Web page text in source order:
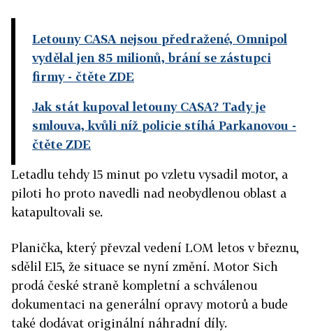
Letouny CASA nejsou předražené, Omnipol
vydělal jen 85 milionů, brání se zástupci
firmy- čtěte ZDE
Jak stát kupoval letouny CASA? Tady je
smlouva, kvůli níž policie stíhá Parkanovou -
čtěte ZDE
Letadlu tehdy 15 minut po vzletu vysadil motor, a
piloti ho proto navedli nad neobydlenou oblast a
katapultovali se.
Planička, který převzal vedení LOM letos v březnu,
sdělil E15, že situace se nyní změní. Motor Sich
prodá české straně kompletní a schválenou
dokumentaci na generální opravy motorů a bude
také dodávat originální náhradní díly.